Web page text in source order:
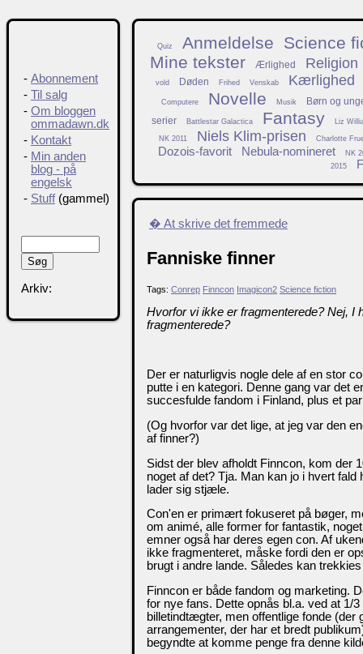
Quiz Anmeldelse
Science
Mine tekster
Ærlighed Religion
vold Døden Frihed Venskab Kærlighed
Computere Novelle Musik
Børn og
serier
Battlestar Galactica Fantasy Liz
NK 2011 Niels Klim-prisen Charlotte
Dozois-favorit Nebula-nomineret
NK
2015
� At skrive det fremmede
Fanniske finner
Tags: Conrep Finncon Imagicon2 Science fiction
Hvorfor vi ikke er fragmenterede? Nej, I
fragmenterede?
Der er naturligvis nogle dele af en stor
putte i en kategori. Denne gang var det
succesfulde fandom i Finland, plus et
(Og hvorfor var det lige, at jeg var den
af finner?)
Sidst der blev afholdt Finncon, kom
noget af det? Tja. Man kan jo i hvert
lader sig stjæle.
Con'en er primært fokuseret på bøger,
om animé, alle former for fantastik,
emner også har deres egen con. Af
ikke fragmenteret, måske fordi den er
brugt i andre lande. Således kan
Finncon er både fandom og marketing.
for nye fans. Dette opnås bl.a. ved at 1/
billetindtægter, men offentlige fonde (der
arrangementer, der har et bredt
begyndte at komme penge fra denne
- Abonnement
- Til salg
- Om bloggen
ommadawn.dk
- Kontakt
- Min anden
blog - på
engelsk
- Stuff(gammel)
Arkiv: